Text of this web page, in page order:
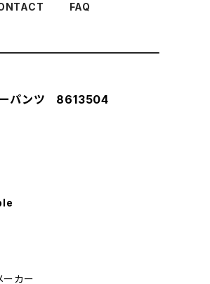
FAQ
ーパンツ 8613504
ーカー